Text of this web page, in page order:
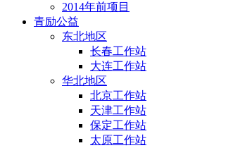
2014年前项目
青励公益
东北地区
长春工作站
大连工作站
华北地区
北京工作站
天津工作站
保定工作站
太原工作站